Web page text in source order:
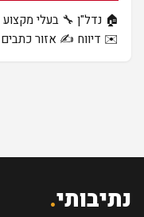
🏠 נדל"ן 🔧 בעלי מקצוע
✉️ דיווח ✍️ אזור כתבים
נתיבותי.